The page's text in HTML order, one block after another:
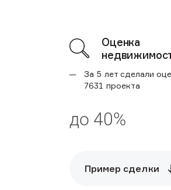
Оценка
За 5 лет сделали
7631 проекта
до 40%
Пример сделки